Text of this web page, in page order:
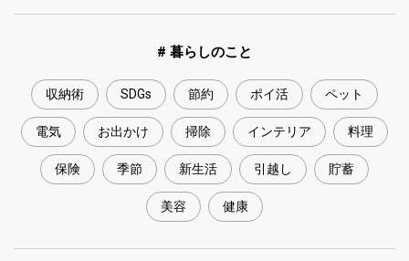
# 暮らしのこと
収納術 SDGs 節約 ポイ活 ペット
電気 お出かけ 掃除 インテリア 料理
保険 季節 新生活 引越し 貯蓄
美容 健康